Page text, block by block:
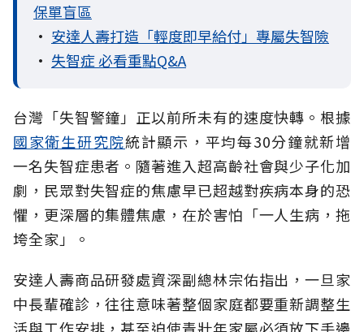
保單盲區
• 安達人壽打造「輕度即早給付」專屬失智險
• 失智症 必看重點Q&A
台灣「失智警鐘」正以前所未有的速度快轉。根據
國家衛生研究院統計顯示，平均每30分鐘就新增
一名失智症患者。隨著進入超高齡社會與少子化加
劇，民眾對失智症的焦慮早已超越對疾病本身的恐
懼，更深層的集體焦慮，在於害怕「一人生病，拖
垮全家」。
安達人壽商品研發處資深副總林宗佑指出，一旦家
中長輩確診，往往意味著整個家庭都要重新調整生